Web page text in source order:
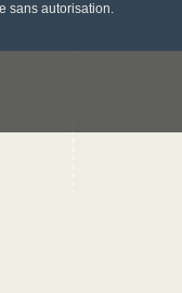
sans autorisation.